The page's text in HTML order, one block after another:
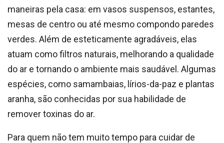
maneiras pela casa: em vasos suspensos, estantes,
mesas de centro ou até mesmo compondo paredes
verdes. Além de esteticamente agradáveis, elas
atuam como filtros naturais, melhorando a qualidade
do ar e tornando o ambiente mais saudável. Algumas
espécies, como samambaias, lírios-da-paz e plantas
aranha, são conhecidas por sua habilidade de
remover toxinas do ar.
Para quem não tem muito tempo para cuidar de